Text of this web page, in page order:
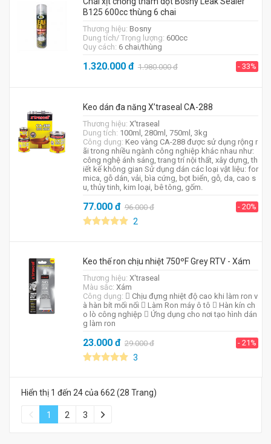
B125 600cc thùng 6 chai
Thương hiệu: Bosny
Dung tích/ Trọng lượng: 600cc
Quy cách: 6 chai/thùng
1.320.000đ 1.980.000đ - 33%
Keo dán đa năng X’traseal CA-288
Thương hiệu: X'traseal
Dung tích: 100ml, 280ml, 750ml, 3kg
Công dụng: Keo vàng CA-288 được sử dụng rộng r
ãi trong nhiều ngành công nghiệp khác nhau như:
công nghệ ánh sáng, trang trí nội thất, xây dựng, th
iết kế không gian Sử dụng dán các loại vật liệu: for
mica, gỗ dán, vải, bìa cứng, bọt biển, gỗ, da, cao s
u, thủy tinh, kim loại, bê tông, gốm.
77.000đ 96.000đ - 20%
2
Keo thế ron chịu nhiệt 750ºF Grey RTV - Xám
Thương hiệu: X'traseal
Màu sắc: Xám
Công dụng:  Chịu đựng nhiệt độ cao khi làm ron v
à hàn bít mối nối  Làm Ron máy ô tô  Hàn kín ch
o lò công nghiệp  Ứng dụng cho nơi tạo hình dán
g làm ron
23.000đ 29.000đ - 21%
3
Hiển thị 1 đến 24 của 662 (28 Trang)
1 2 3